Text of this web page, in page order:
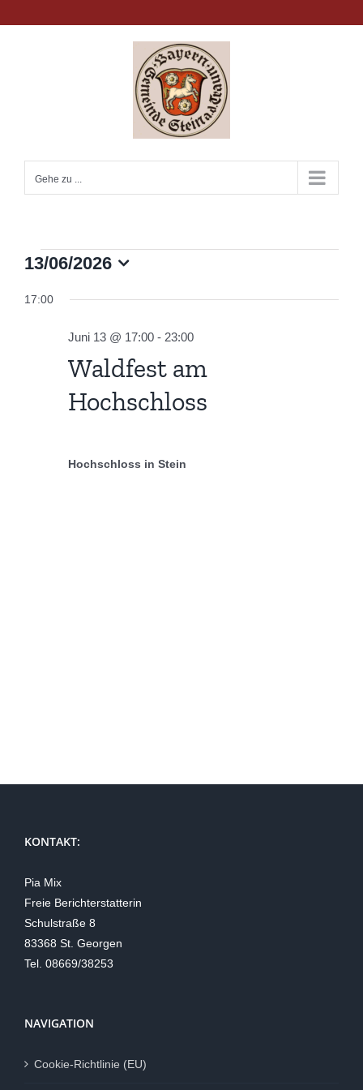
Inhalt
Gehe zu ...
Veranstaltungen
für
Juni
13,
2026
13/06/2026
wählen.
17:00
Waldfest am
Hochschloss
Juni 13 @ 17:00 - 23:00
Hochschloss in Stein
KONTAKT:
Pia Mix
Freie Berichterstatterin
Schulstraße 8
83368 St. Georgen
Tel. 08669/38253
NAVIGATION
Cookie-Richtlinie (EU)